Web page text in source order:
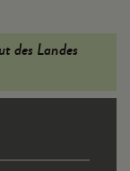
des Landes